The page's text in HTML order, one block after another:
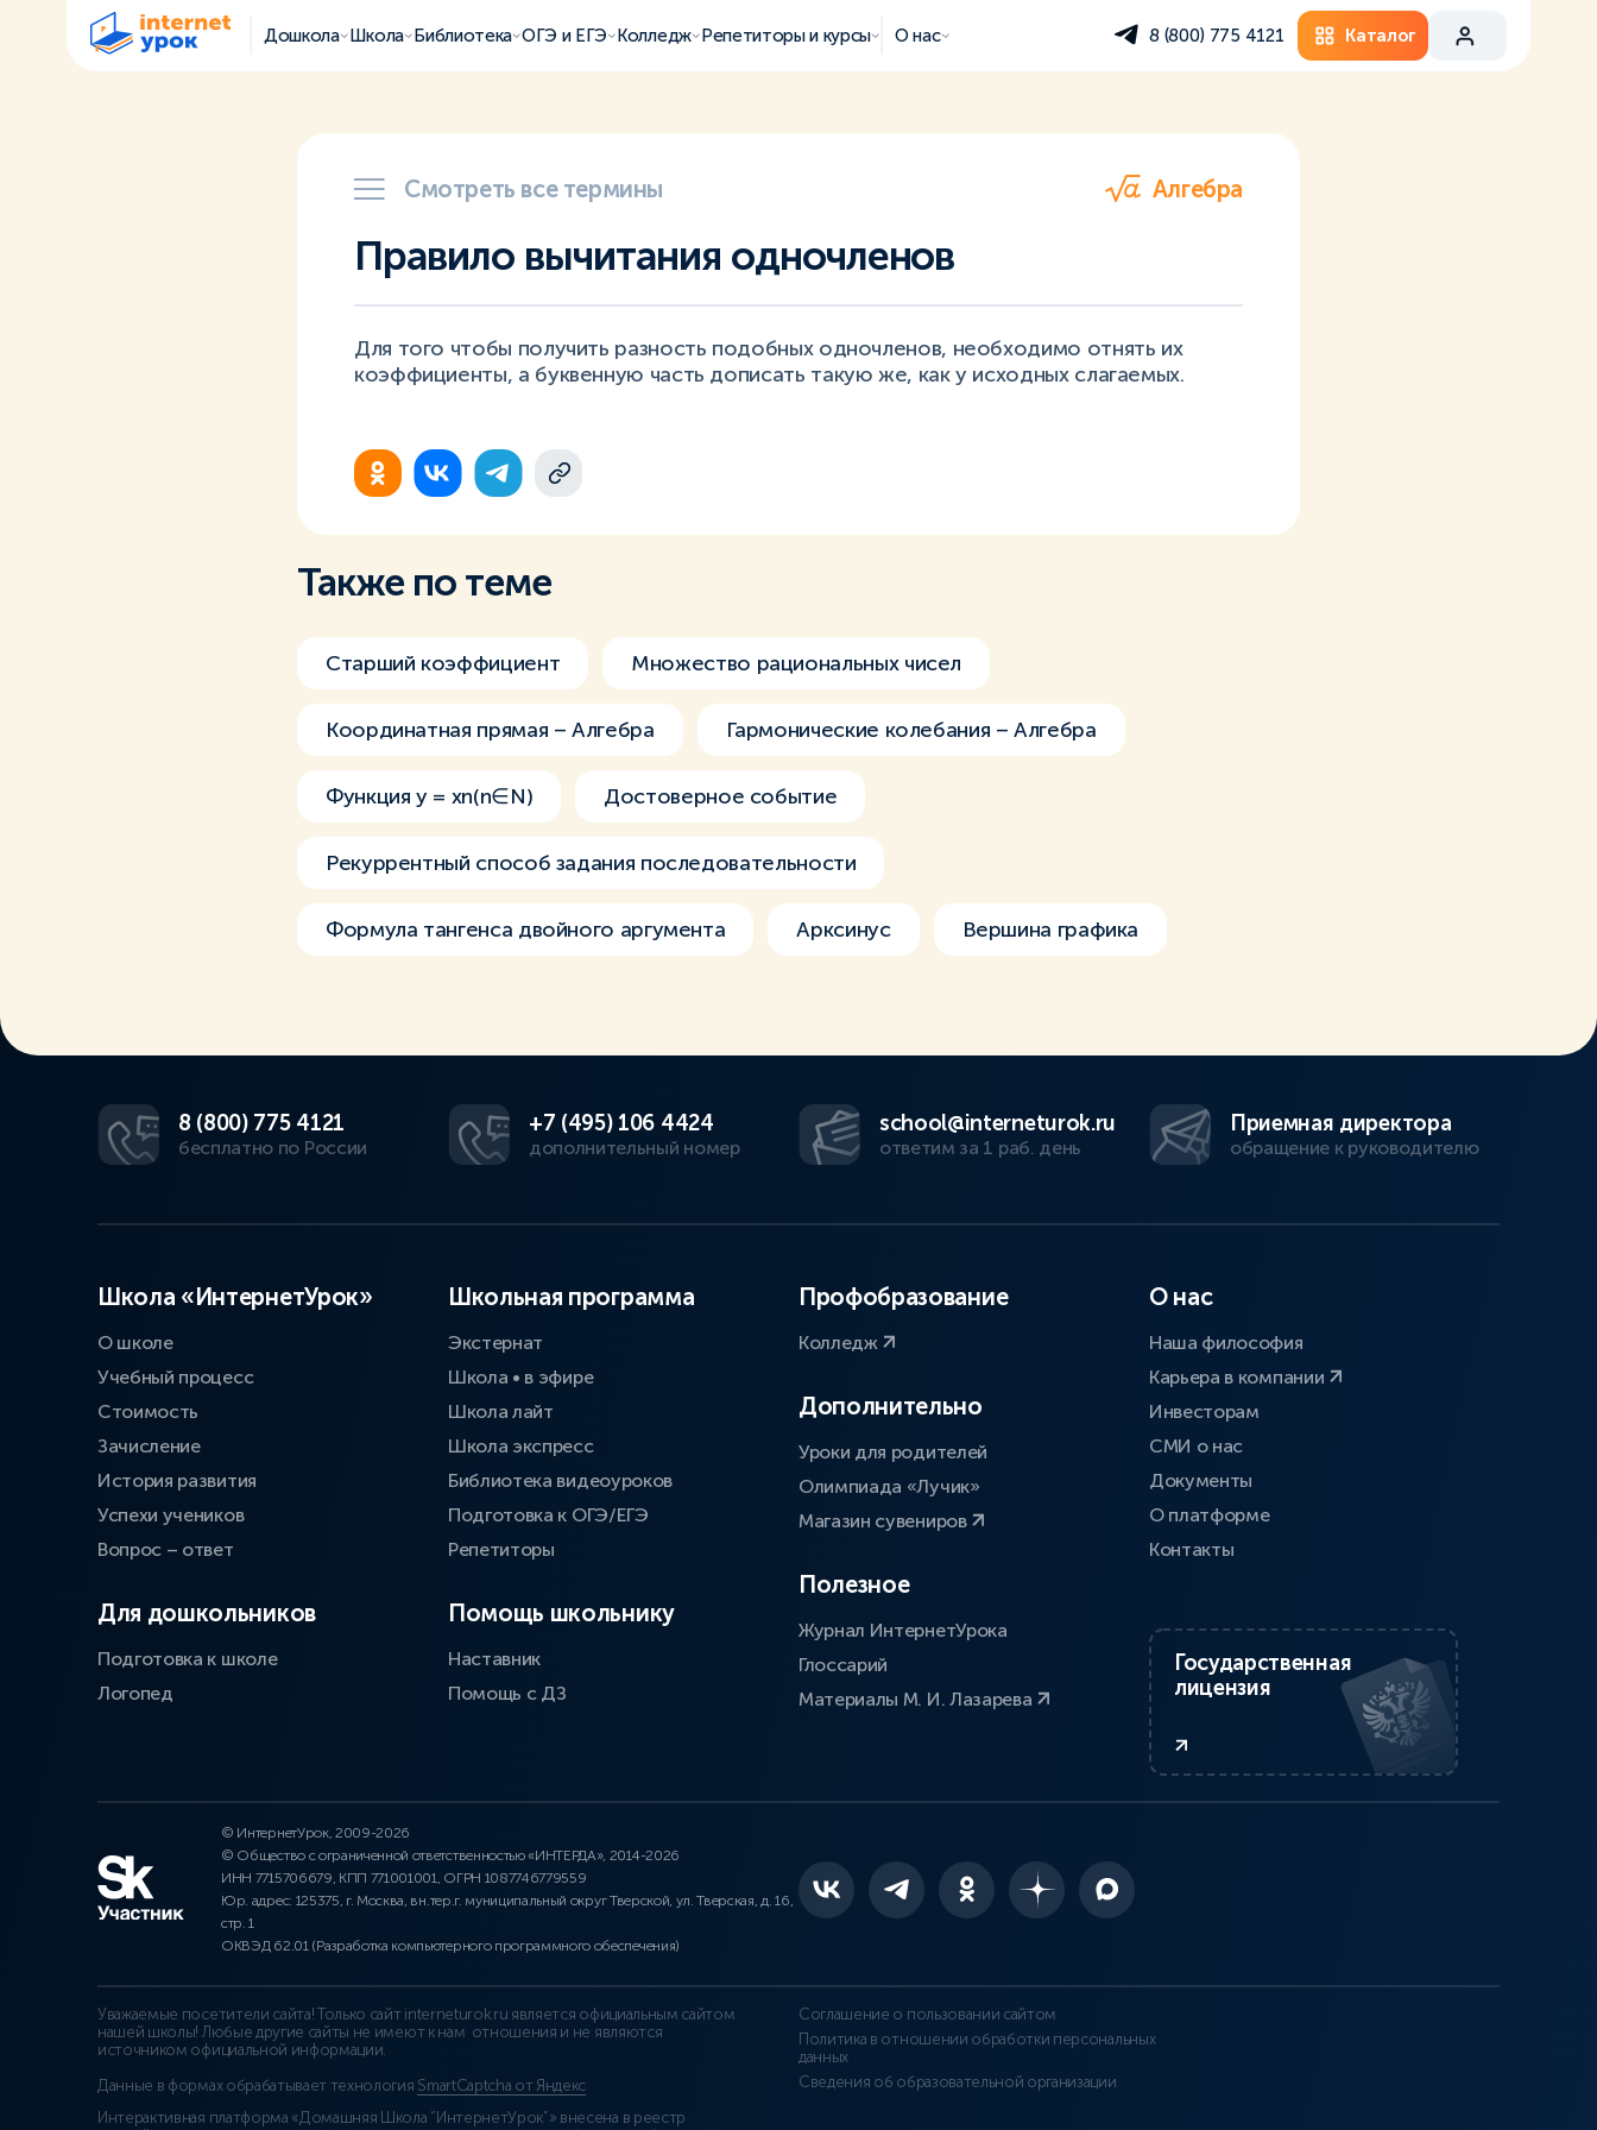
Дошкола Школа Библиотека ОГЭ и ЕГЭ Колледж Репетиторы и курсы О нас 8 (800) 775 4121 Каталог
Смотреть все термины Алгебра
Правило вычитания одночленов
Для того чтобы получить разность подобных одночленов, необходимо отнять их
коэффициенты, а буквенную часть дописать такую же, как у исходных слагаемых.
Также по теме
Старший коэффициент Множество рациональных чисел
Координатная прямая – Алгебра Гармонические колебания – Алгебра
Функция y = xn(n∈N) Достоверное событие
Рекуррентный способ задания последовательности
Формула тангенса двойного аргумента Арксинус Вершина графика
8 (800) 775 4121
бесплатно по России
+7 (495) 106 4424
дополнительный номер
school@interneturok.ru
ответим за 1 раб. день
Приемная директора
обращение к руководителю
Школа «ИнтернетУрок»
О школе
Учебный процесс
Стоимость
Зачисление
История развития
Успехи учеников
Вопрос – ответ
Для дошкольников
Подготовка к школе
Логопед
Школьная программа
Экстернат
Школа • в эфире
Школа лайт
Школа экспресс
Библиотека видеоуроков
Подготовка к ОГЭ/ЕГЭ
Репетиторы
Помощь школьнику
Наставник
Помощь с ДЗ
Профобразование
Колледж
Дополнительно
Уроки для родителей
Олимпиада «Лучик»
Магазин сувениров
Полезное
Журнал ИнтернетУрока
Глоссарий
Материалы М. И. Лазарева
О нас
Наша философия
Карьера в компании
Инвесторам
СМИ о нас
Документы
О платформе
Контакты
Государственная
лицензия
© ИнтернетУрок, 2009-2026
© Общество с ограниченной ответственностью «ИНТЕРДА», 2014-2026
ИНН 7715706679, КПП 771001001, ОГРН 1087746779559
Юр. адрес: 125375, г. Москва, вн.тер.г. муниципальный округ Тверской, ул. Тверская, д. 16,
стр. 1
ОКВЭД 62.01 (Разработка компьютерного программного обеспечения)
Уважаемые посетители сайта! Только сайт interneturok.ru является официальным сайтом
нашей школы! Любые другие сайты не имеют к нам отношения и не являются
источником официальной информации.
Данные в формах обрабатывает технология SmartCaptcha от Яндекс
Интерактивная платформа «Домашняя Школа “ИнтернетУрок”» внесена в реестр
Соглашение о пользовании сайтом
Политика в отношении обработки персональных
данных
Сведения об образовательной организации